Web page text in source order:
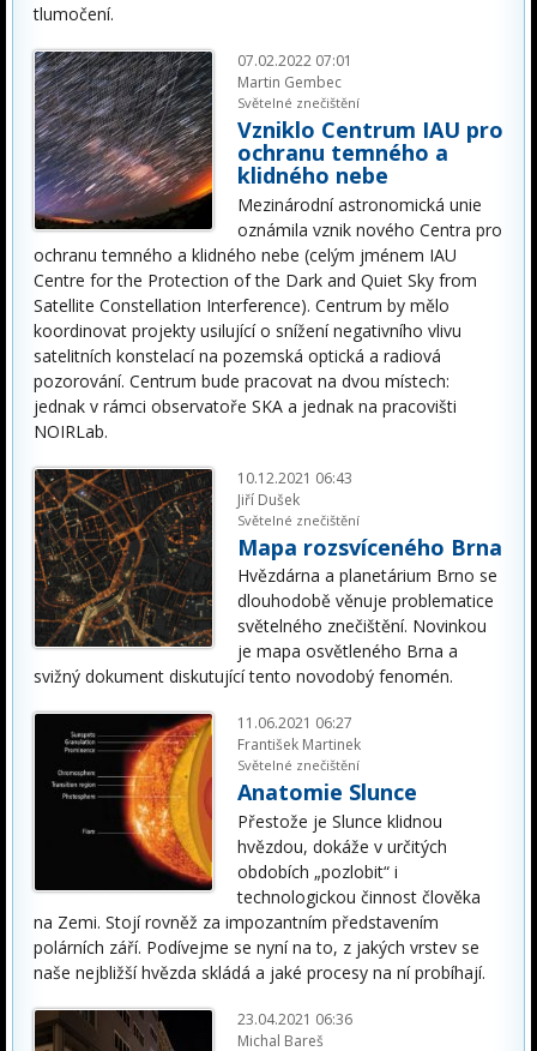
tlumočení.
07.02.2022 07:01
Martin Gembec
Světelné znečištění
Vzniklo Centrum IAU pro
ochranu temného a
klidného nebe
Mezinárodní astronomická unie
oznámila vznik nového Centra pro
ochranu temného a klidného nebe (celým jménem IAU
Centre for the Protection of the Dark and Quiet Sky from
Satellite Constellation Interference). Centrum by mělo
koordinovat projekty usilující o snížení negativního vlivu
satelitních konstelací na pozemská optická a radiová
pozorování. Centrum bude pracovat na dvou místech:
jednak v rámci observatoře SKA a jednak na pracovišti
NOIRLab.
10.12.2021 06:43
Jiří Dušek
Světelné znečištění
Mapa rozsvíceného Brna
Hvězdárna a planetárium Brno se
dlouhodobě věnuje problematice
světelného znečištění. Novinkou
je mapa osvětleného Brna a
svižný dokument diskutující tento novodobý fenomén.
11.06.2021 06:27
František Martinek
Světelné znečištění
Anatomie Slunce
Přestože je Slunce klidnou
hvězdou, dokáže v určitých
obdobích „pozlobit“ i
technologickou činnost člověka
na Zemi. Stojí rovněž za impozantním představením
polárních září. Podívejme se nyní na to, z jakých vrstev se
naše nejbližší hvězda skládá a jaké procesy na ní probíhají.
23.04.2021 06:36
Michal Bareš